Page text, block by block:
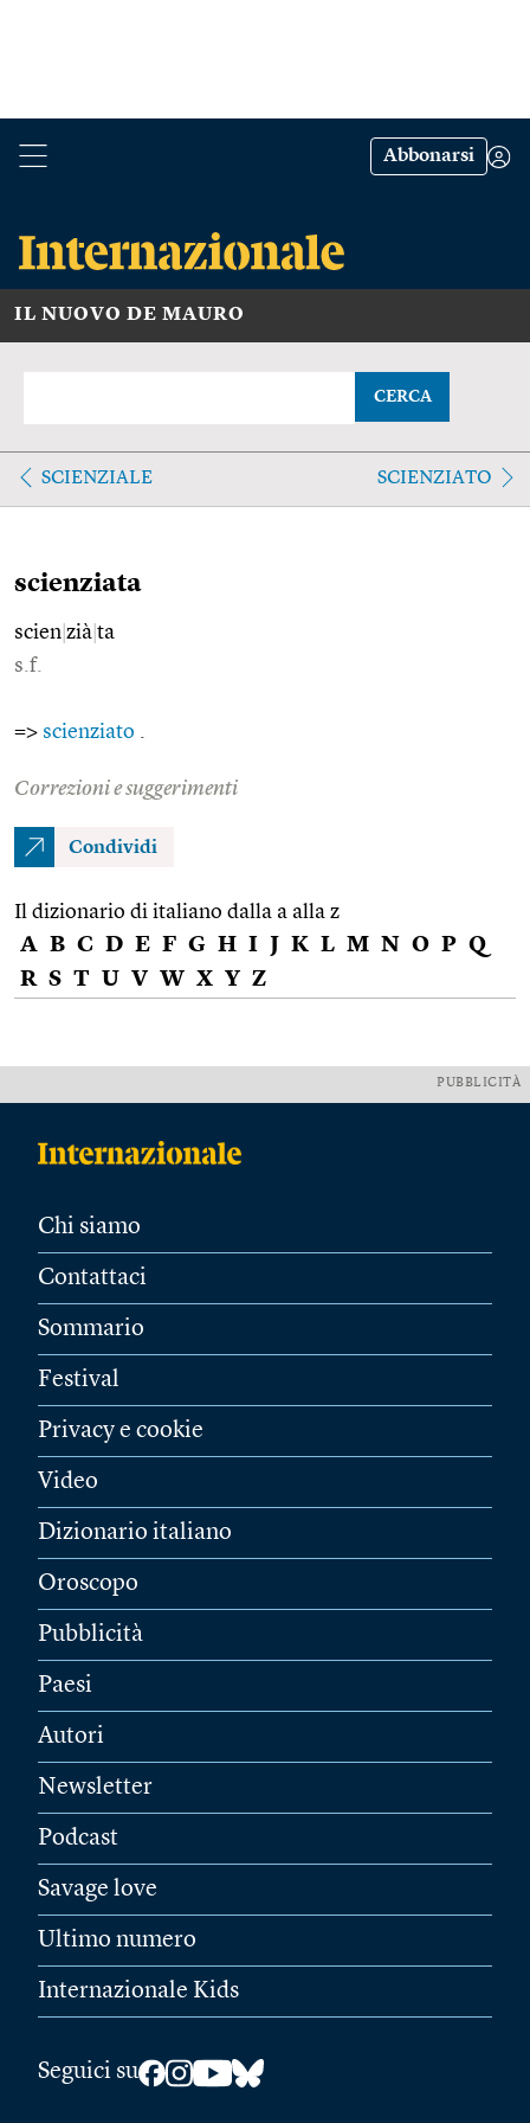
Abbonarsi
IL NUOVO DE MAURO
CERCA
SCIENZIALE SCIENZIATO
scienziata
scien zià ta
s.f.
=> scienziato
Correzioni e suggerimenti
Condividi
Il dizionario di italiano dalla a alla z
A B C D E F G H I J K L M N O P Q
R S T U V W X Y Z
PUBBLICITÀ
Chi siamo
Contattaci
Sommario
Festival
Privacy e cookie
Video
Dizionario italiano
Oroscopo
Pubblicità
Paesi
Autori
Newsletter
Podcast
Savage love
Ultimo numero
Internazionale Kids
Seguici su